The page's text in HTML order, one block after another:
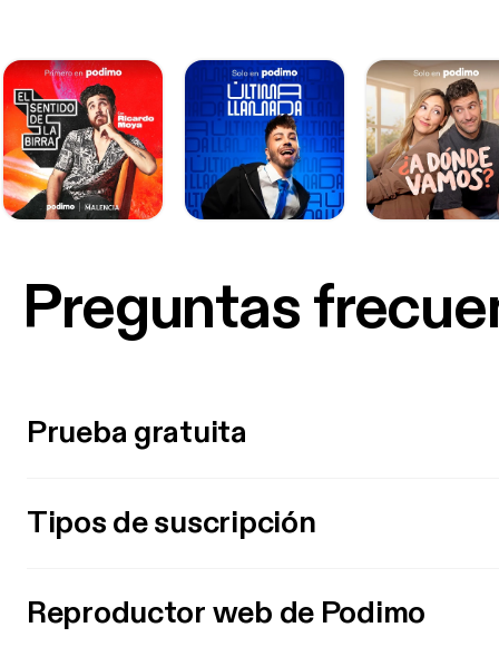
Preguntas
Prueba gratuita
Tipos de suscripción
Reproductor web de Podimo